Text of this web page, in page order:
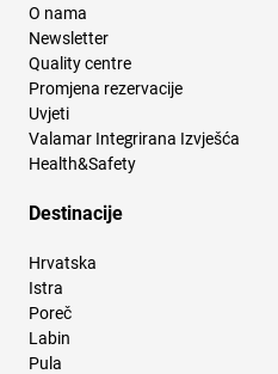
O nama
Newsletter
Quality centre
Promjena rezervacije
Uvjeti
Valamar Integrirana Izvješća
Health&Safety
Destinacije
Hrvatska
Istra
Poreč
Labin
Pula